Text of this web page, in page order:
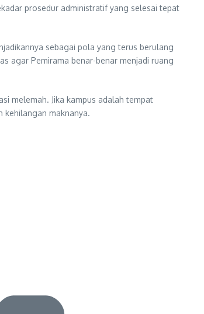
prosedur administratif yang selesai tepat
sebagai pola yang terus berulang
agar Pemirama benar-benar menjadi ruang
melemah. Jika kampus adalah tempat
kehilangan maknanya.